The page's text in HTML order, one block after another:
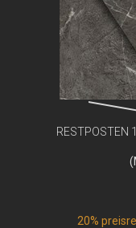
RESTPOSTEN
20%